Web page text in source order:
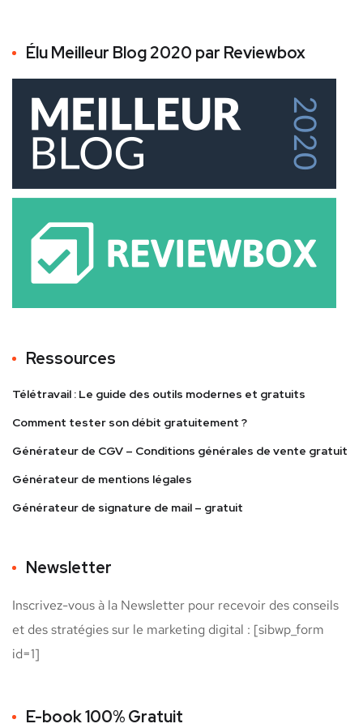
Élu Meilleur Blog 2020 par Reviewbox
Ressources
Télétravail : Le guide des outils modernes et gratuits
Comment tester son débit gratuitement ?
Générateur de CGV – Conditions générales de vente gratuit
Générateur de mentions légales
Générateur de signature de mail – gratuit
Newsletter
Inscrivez-vous à la Newsletter pour recevoir des conseils
et des stratégies sur le marketing digital : [sibwp_form
id=1]
E-book 100% Gratuit